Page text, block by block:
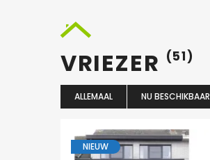
VRIEZER (51)
ALLEMAAL NU BESCHIKBAAR
NIEUW